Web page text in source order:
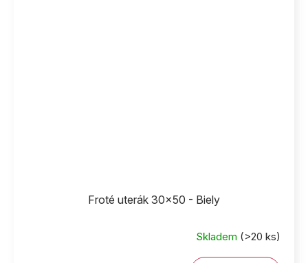
Froté uterák 30x50 - Biely
Skladem (>20 ks)